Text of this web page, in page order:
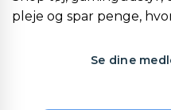
pleje og spar penge,
Se dine